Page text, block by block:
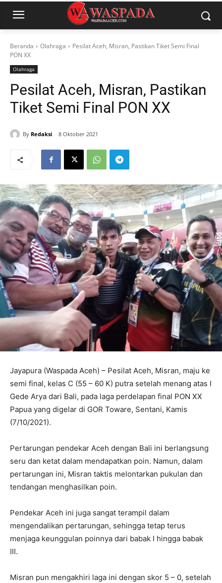
Beranda Olahraga
Pesilat Aceh, Misran, Pastikan Tiket Semi Final
PON XX
Olahraga
Pesilat Aceh, Misran, Pastikan
Tiket Semi Final PON XX
By Redaksi 8 Oktober 2021
Jayapura (Waspada Aceh) – Pesilat Aceh, Misran, maju ke
semi final, kelas C (55 – 60 K) putra setelah menang atas I
Gede Arya dari Bali, pada laga perdelapan final PON XX
Papua yang digelar di GOR Toware, Sentani, Kamis
(7/10/2021).
Pertarungan pendekar Aceh dengan Bali ini berlangsung
seru dan ketat dalam mendapatkan poin. Namun, dalam
pertarungan ini, Misran taktis melontarkan pukulan dan
tendangan menghasilkan poin.
Pendekar Aceh ini juga sangat terampil dalam
mengendalikan pertarungan, sehingga tetap terus
menjaga keunggulan poinnya dari babak I hingga babak
III.
Misran pun mengakhiri laga ini dengan skor 5 – 0, setelah